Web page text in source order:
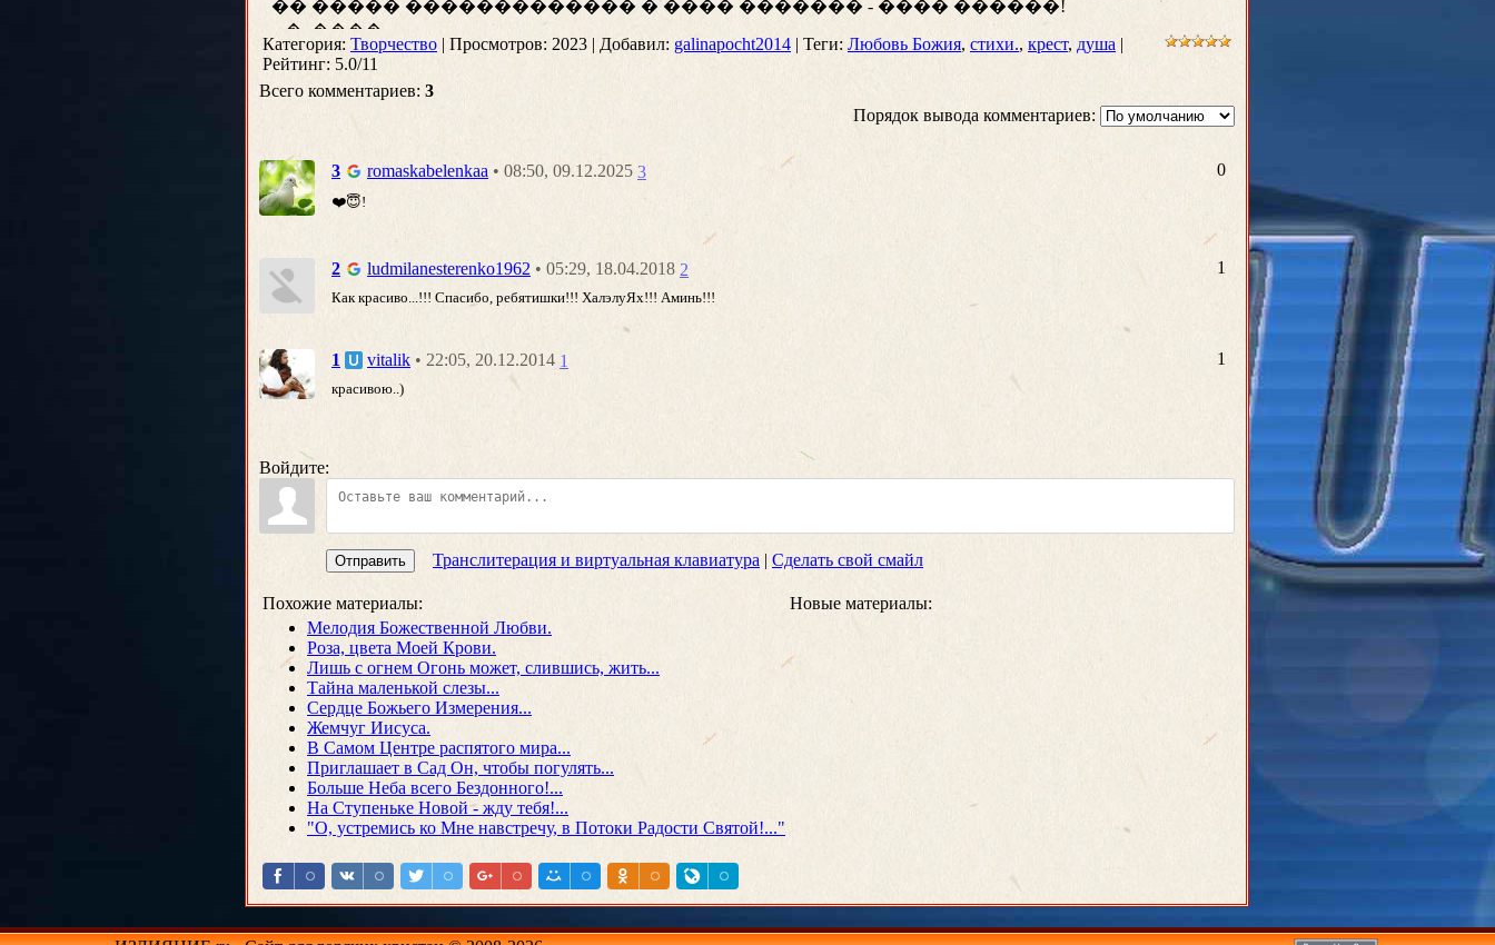
Категория: Творчество | Просмотров: 2023 | Добавил: galinapocht2014 | Теги: Любовь Божия, стихи., крест, душа |
Рейтинг: 5.0/11
Всего комментариев: 3
Порядок вывода комментариев:
0
3 romaskabelenkaa • 08:50, 09.12.2025 3
❤️😇!
1
2 ludmilanesterenko1962 • 05:29, 18.04.2018 2
Как красиво...!!! Спасибо, ребятишки!!! ХалэлуЯх!!! Аминь!!!
1
1 vitalik • 22:05, 20.12.2014 1
красивою..)
Войдите:
Отправить Транслитерация и виртуальная клавиатура | Сделать свой смайл
Похожие материалы:
Новые материалы:
Мелодия Божественной Любви.
Роза, цвета Моей Крови.
Лишь с огнем Огонь может, слившись, жить...
Тайна маленькой слезы...
Сердце Божьего Измерения...
Жемчуг Иисуса.
В Самом Центре распятого мира...
Приглашает в Сад Он, чтобы погулять...
Больше Неба всего Бездонного!...
На Ступеньке Новой - жду тебя!...
"О, устремись ко Мне навстречу, в Потоки Радости Святой!..."